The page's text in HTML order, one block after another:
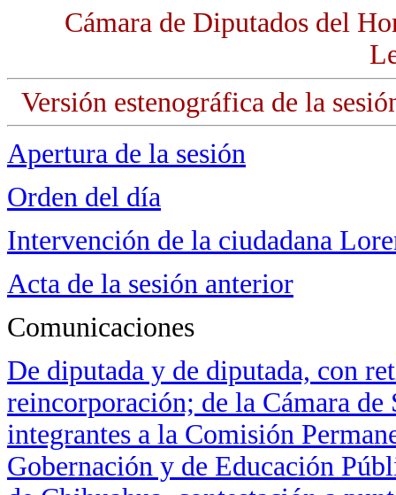
Cámara de Diputados del
Versión estenográfica de la
Apertura de la sesión
Orden del día
Intervención de la ciudadana
Acta de la sesión anterior
Comunicaciones
De diputada y de diputada, con
reincorporación; de la Cámara
integrantes a la Comisión
Gobernación y de Educación